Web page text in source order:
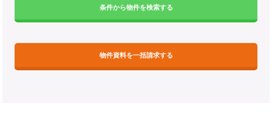
条件から物件を検索する
物件資料を一括請求する